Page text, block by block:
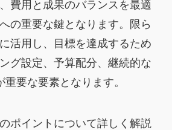
費用と成果のバランスを最適
の重要な鍵となります。限ら
活用し、目標を達成するため
グ設定、予算配分、継続的な
要な要素となります。
ポイントについて詳しく解説